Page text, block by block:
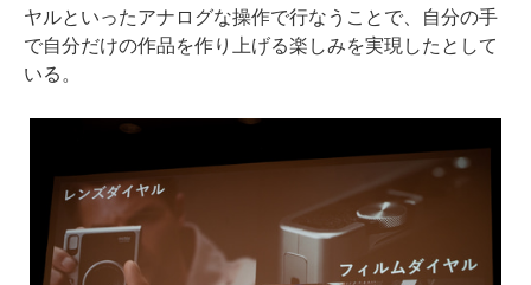
ヤルといったアナログな操作で行なうことで、自分の手
で自分だけの作品を作り上げる楽しみを実現したとして
いる。